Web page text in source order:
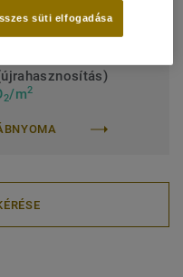
ref.)
2/m2
süti elfogadása